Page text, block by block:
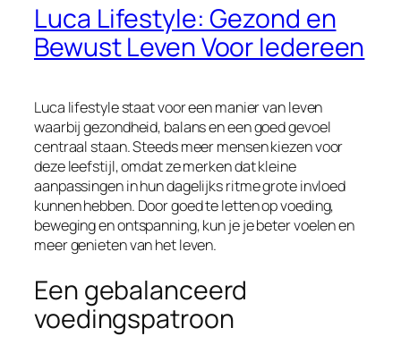
Luca Lifestyle: Gezond en
Bewust Leven Voor Iedereen
Luca lifestyle staat voor een manier van leven
waarbij gezondheid, balans en een goed gevoel
centraal staan. Steeds meer mensen kiezen voor
deze leefstijl, omdat ze merken dat kleine
aanpassingen in hun dagelijks ritme grote invloed
kunnen hebben. Door goed te letten op voeding,
beweging en ontspanning, kun je je beter voelen en
meer genieten van het leven.
Een gebalanceerd
voedingspatroon